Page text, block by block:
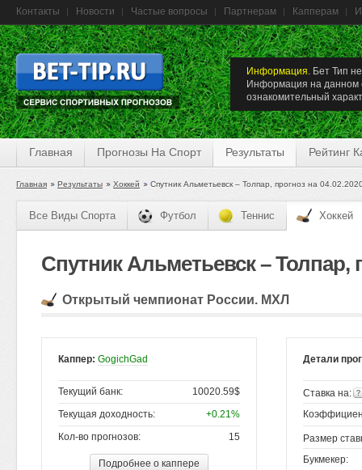
Контакты Новости Частые вопросы Партнерам Капперам
Информация. Бет Тип
Информация на данном
ознакомительный
Главная Прогнозы На Спорт Результаты Рейтинг
Главная Результаты Хоккей Спутник Альметьевск – Толпар, прогноз на
Все Виды Спорта Футбол Теннис Хоккей
Спутник Альметьевск – Толпар,
Открытый чемпионат России. МХЛ
Каппер: GogichGad
Текущий банк:
10020.59$
Текущая доходность:
+0.21%
Кол-во прогнозов:
15
Подробнее о каппере
Детали
Ставка на:
Размер
Букмекер: